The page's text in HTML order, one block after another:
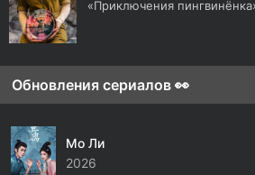
«Приключения
Обновления сериалов 👀
Мо Ли
2026